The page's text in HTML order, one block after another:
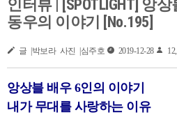
인터뷰 | [SPOTLIGHT] 앙
동우의 이야기 [No.195]
글 |박보라 사진 |심주호 2019-12-28
앙상블 배우 6인의 이야기
내가 무대를 사랑하는 이유